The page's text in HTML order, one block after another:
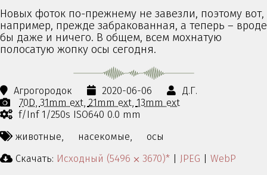
Новых фоток по-прежнему не завезли, поэтому вот,
например, прежде забракованная, а теперь – вроде
бы даже и ничего. В общем, всем мохнатую
полосатую жопку осы сегодня.
Агрогородок 2020-06-06
Д.Г.
70D 31mm ext 21mm ext 13mm ext
f/Inf 1/250s ISO640 0.0 mm
животные,
насекомые,
осы
Скачать: Исходный (5496 ⨉ 3670)* | JPEG | WebP